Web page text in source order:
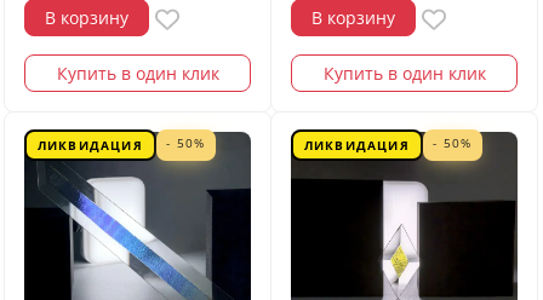
В корзину
Купить в один клик
В корзину
Купить в один клик
ЛИКВИДАЦИЯ - 50% ЛИКВИДАЦИЯ - 50%